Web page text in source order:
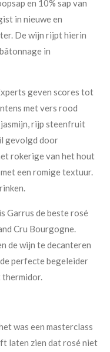
en 10% sap van
in nieuwe en
De wijn rijpt hierin
in
geven scores tot
met vers rood
rijp steenfruit
gevolgd door
rokerige van het hout
een romige textuur.
Garrus de beste rosé
Cru Bourgogne.
de wijn te decanteren
perfecte begeleider
thermidor.
was een masterclass
laten zien dat rosé niet